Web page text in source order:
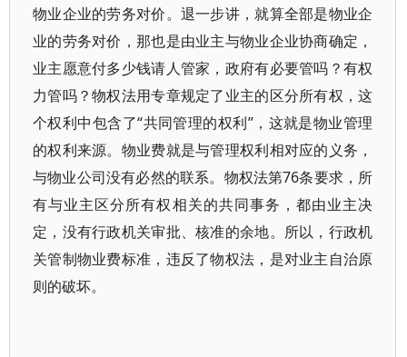
物业企业的劳务对价。退一步讲，就算全部是物业企
业的劳务对价，那也是由业主与物业企业协商确定，
业主愿意付多少钱请人管家，政府有必要管吗？有权
力管吗？物权法用专章规定了业主的区分所有权，这
个权利中包含了“共同管理的权利”，这就是物业管理
的权利来源。物业费就是与管理权利相对应的义务，
与物业公司没有必然的联系。物权法第76条要求，所
有与业主区分所有权相关的共同事务，都由业主决
定，没有行政机关审批、核准的余地。所以，行政机
关管制物业费标准，违反了物权法，是对业主自治原
则的破坏。